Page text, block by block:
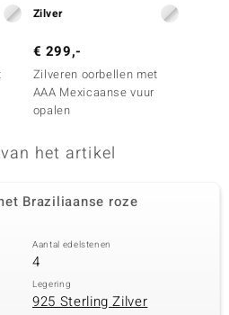
Zilver
€ 299,-
Zilveren oorbellen met
AAA Mexicaanse vuur
opalen
het artikel
Braziliaanse roze
Aantal edelstenen
4
Legering
925 Sterling Zilver